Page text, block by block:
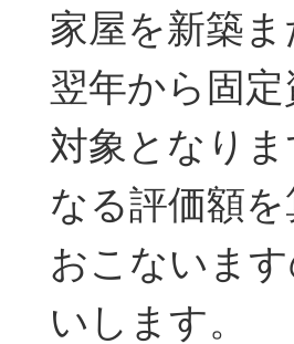
家屋を新築
翌年から固
対象となり
なる評価額
おこないま
いします。